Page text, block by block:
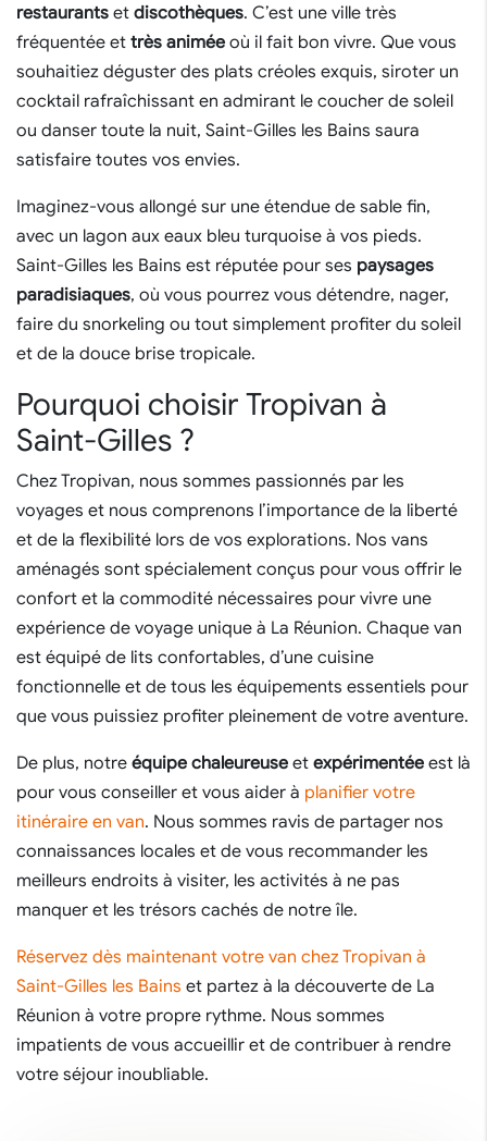
restaurants et discothèques. C’est une ville très
fréquentée et très animée où il fait bon vivre. Que vous
souhaitiez déguster des plats créoles exquis, siroter un
cocktail rafraîchissant en admirant le coucher de soleil
ou danser toute la nuit, Saint-Gilles les Bains saura
satisfaire toutes vos envies.
Imaginez-vous allongé sur une étendue de sable fin,
avec un lagon aux eaux bleu turquoise à vos pieds.
Saint-Gilles les Bains est réputée pour ses paysages
paradisiaques, où vous pourrez vous détendre, nager,
faire du snorkeling ou tout simplement profiter du soleil
et de la douce brise tropicale.
Pourquoi choisir Tropivan à
Saint-Gilles ?
Chez Tropivan, nous sommes passionnés par les
voyages et nous comprenons l’importance de la liberté
et de la flexibilité lors de vos explorations. Nos vans
aménagés sont spécialement conçus pour vous offrir le
confort et la commodité nécessaires pour vivre une
expérience de voyage unique à La Réunion. Chaque van
est équipé de lits confortables, d’une cuisine
fonctionnelle et de tous les équipements essentiels pour
que vous puissiez profiter pleinement de votre aventure.
De plus, notre équipe chaleureuse et expérimentée est là
pour vous conseiller et vous aider à planifier votre
itinéraire en van. Nous sommes ravis de partager nos
connaissances locales et de vous recommander les
meilleurs endroits à visiter, les activités à ne pas
manquer et les trésors cachés de notre île.
Réservez dès maintenant votre van chez Tropivan à
Saint-Gilles les Bains et partez à la découverte de La
Réunion à votre propre rythme. Nous sommes
impatients de vous accueillir et de contribuer à rendre
votre séjour inoubliable.